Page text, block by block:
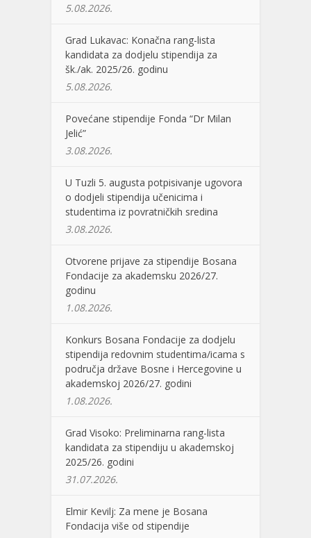
5.08.2026.
Grad Lukavac: Konačna rang-lista
kandidata za dodjelu stipendija za
šk./ak. 2025/26. godinu
5.08.2026.
Povećane stipendije Fonda “Dr Milan
Jelić”
3.08.2026.
U Tuzli 5. augusta potpisivanje ugovora
o dodjeli stipendija učenicima i
studentima iz povratničkih sredina
3.08.2026.
Otvorene prijave za stipendije Bosana
Fondacije za akademsku 2026/27.
godinu
1.08.2026.
Konkurs Bosana Fondacije za dodjelu
stipendija redovnim studentima/icama s
područja države Bosne i Hercegovine u
akademskoj 2026/27. godini
1.08.2026.
Grad Visoko: Preliminarna rang-lista
kandidata za stipendiju u akademskoj
2025/26. godini
31.07.2026.
Elmir Kevilj: Za mene je Bosana
Fondacija više od stipendije